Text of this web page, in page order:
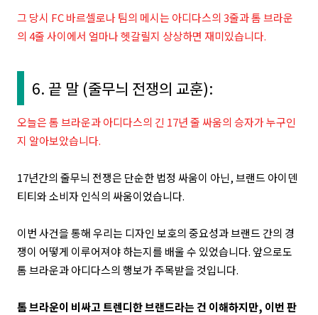
그 당시 FC 바르셀로나팀의 메시는 아디다스의 3줄과 톰 브라운
의 4줄 사이에서 얼마나 헷갈릴지 상상하면 재미있습니다.
6. 끝 말 (줄무늬 전쟁의 교훈):
오늘은 톰 브라운과 아디다스의 긴 17년 줄 싸움의 승자가 누구인
지 알아보았습니다.
17년간의 줄무늬 전쟁은 단순한 법정 싸움이 아닌, 브랜드 아이덴
티티와 소비자 인식의 싸움이었습니다.
이번 사건을 통해 우리는 디자인 보호의 중요성과 브랜드 간의 경
쟁이 어떻게 이루어져야 하는지를 배울 수 있었습니다. 앞으로도
톰 브라운과 아디다스의 행보가 주목받을 것입니다.
톰 브라운이 비싸고 트렌디한 브랜드라는 건 이해하지만, 이번 판